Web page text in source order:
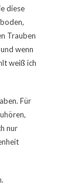
diese
Trauben
wenn
weiß ich
Für
nur